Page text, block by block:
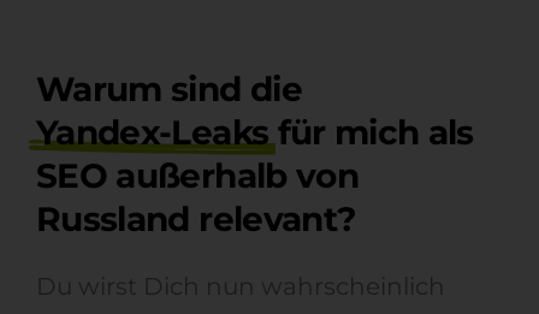
Warum sind die
Yandex-Leaksfür mich als
SEO außerhalb von
Russland relevant?
Du wirst Dich nun wahrscheinlich